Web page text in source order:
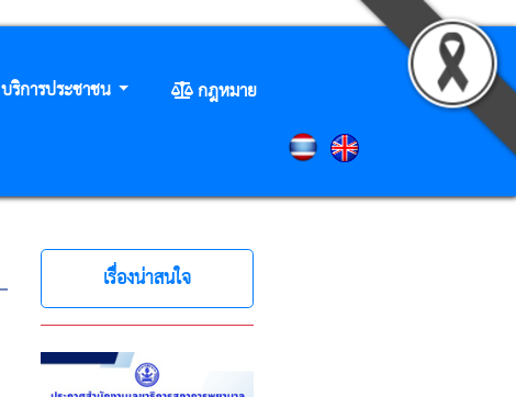
บริการประชาชน
กฎหมาย
เรื่องน่าสนใจ